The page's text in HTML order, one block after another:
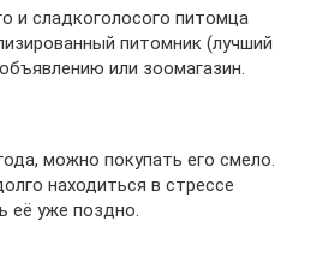
и сладкоголосого питомца
питомник (лучший
или зоомагазин.
можно покупать его смело.
находиться в стрессе
её уже поздно.